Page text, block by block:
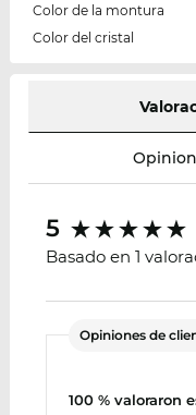
Color de la montura
Color del cristal
5
Basado en 1
Opiniones de
100 % valoraron